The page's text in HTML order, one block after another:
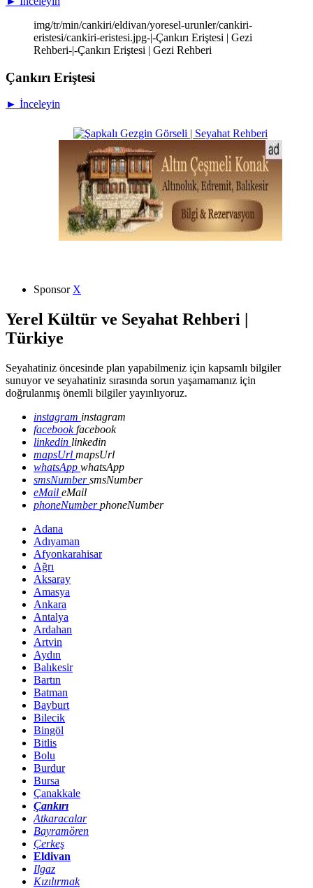
img/tr/min/cankiri/eldivan/yoresel-urunler/cankiri-
eristesi/cankiri-eristesi.jpg-|-Çankırı Eriştesi | Gezi
Rehberi-|-Çankırı Eriştesi | Gezi Rehberi
Çankırı Eriştesi
► İnceleyin
SponsorX
Yerel Kültür ve Seyahat Rehberi |
Türkiye
Seyahatiniz öncesinde plan yapabilmeniz için kapsamlı bilgiler
sunuyor ve seyahatiniz sırasında sorun yaşamamanız için
doğrulanmış önemli bilgiler yayınlıyoruz.
instagram instagram
facebookfacebook
linkedin linkedin
mapsUrl mapsUrl
whatsApp whatsApp
smsNumbersmsNumber
eMail eMail
phoneNumberphoneNumber
Adana
Adıyaman
Afyonkarahisar
Ağrı
Aksaray
Amasya
Ankara
Antalya
Ardahan
Artvin
Aydın
Balıkesir
Bartın
Batman
Bayburt
Bilecik
Bingöl
Bitlis
Bolu
Burdur
Bursa
Çanakkale
Çankırı
Atkaracalar
Bayramören
Çerkeş
Eldivan
Ilgaz
Kızılırmak